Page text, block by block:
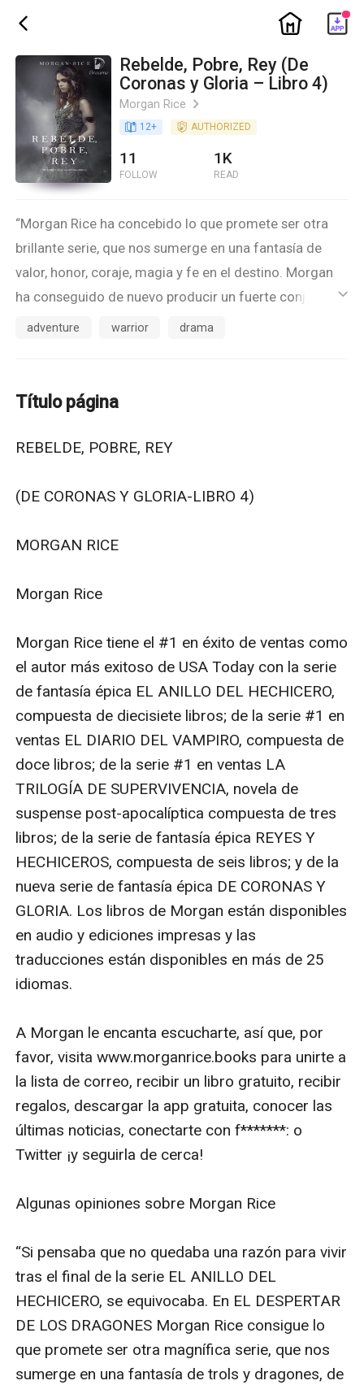
ic_back ic_home
Rebelde, Pobre, Rey (De
Coronas y Gloria – Libro 4)
Morgan Rice ic_arrow_right
book_age 12+ detail_authorized AUTHORIZED
11
FOLLOW
1K
READ
“Morgan Rice ha concebido lo que promete ser otra
brillante serie, que nos sumerge en una fantasía de
valor, honor, coraje, magia y fe en el destino. Morgan
ha conseguido de nuevo producir un fuerte conjunto
de personajes que hará que los aclamemos a cada
escrita”.
Despertar de los dragones)
fantasía épica DE CORONAS Y GLORIA de la autora #1
GUERRERA, REINA (Libro#1)
del Imperio de Delos, despierta y descubre que ha sido
capturada, la rebelión sofocada, de algún modo debe
recomponer las piezas tras ser traicionada. ¿Puede
volverse a levantar su pueblo?
Thanos parte hacia la Isla de los Prisioneros, pensando
que Ceres está viva, y se encuentra atrapado en su
propia trampa. Durante su peligroso viaje le atormenta
la idea de que Estefanía esté sola, con su hijo, y se
siente roto por el camino que está tomando su vida.
Pero si lucha por regresar a Delos, en busca de sus dos
amores, se encuentra con una traición tan grande, que
puede que su vida no vuelva a ser la misma.
Estefanía, una mujer despreciada, no se queda sin
hacer nada. Dirige toda la fuerza de su furia hacia los
que más ama -y su perfidia, la más peligrosa de todas,
puede que sea lo que haga caer al reino para siempre.
trágico, de la venganza, de la traición, de la ambición y
destino. Llena de personajes inolvidables y acción
vibrante, nos transporta a un mundo que nunca
olvidaremos, y hace que nos enamoremos de nuevo
de la fantasía.
“Una novela de fantasía llena de acción que seguro
Morgan Rice, además de a los fans de obras como EL
de la Ficción para Jóvenes Adultos devorarán la obra
más reciente de Rice y pedirán más”.
--The Wanderer, A Literary Journal (sobre El despertar
de los dragones)
¡Pronto se publicará el libro#5 de DE CORONAS Y
GLORIA!
ic_default
adventure warrior drama
Título página
REBELDE, POBRE, REY
(DE CORONAS Y GLORIA-LIBRO 4)
MORGAN RICE
Morgan Rice
Morgan Rice tiene el #1 en éxito de ventas como
el autor más exitoso de USA Today con la serie
de fantasía épica EL ANILLO DEL HECHICERO,
compuesta de diecisiete libros; de la serie #1 en
ventas EL DIARIO DEL VAMPIRO, compuesta de
doce libros; de la serie #1 en ventas LA
TRILOGÍA DE SUPERVIVENCIA, novela de
suspense post-apocalíptica compuesta de tres
libros; de la serie de fantasía épica REYES Y
HECHICEROS, compuesta de seis libros; y de la
nueva serie de fantasía épica DE CORONAS Y
GLORIA. Los libros de Morgan están disponibles
en audio y ediciones impresas y las
traducciones están disponibles en más de 25
idiomas.
A Morgan le encanta escucharte, así que, por
favor, visita www.morganrice.books para unirte a
la lista de correo, recibir un libro gratuito, recibir
regalos, descargar la app gratuita, conocer las
últimas noticias, conectarte con f*******: o
Twitter ¡y seguirla de cerca!
Algunas opiniones sobre Morgan Rice
“Si pensaba que no quedaba una razón para vivir
tras el final de la serie EL ANILLO DEL
HECHICERO, se equivocaba. En EL DESPERTAR
DE LOS DRAGONES Morgan Rice consigue lo
que promete ser otra magnífica serie, que nos
sumerge en una fantasía de trols y dragones, de